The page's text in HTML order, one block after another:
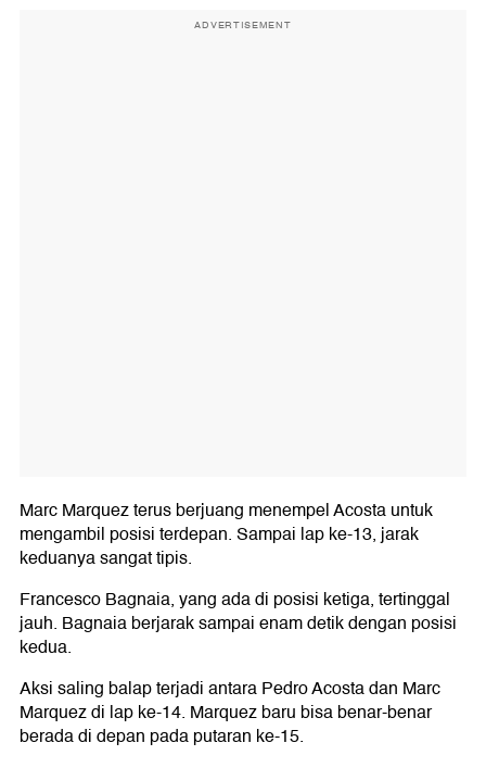
ADVERTISEMENT
Marc Marquez terus berjuang menempel Acosta untuk
mengambil posisi terdepan. Sampai lap ke-13, jarak
keduanya sangat tipis.
Francesco Bagnaia, yang ada di posisi ketiga, tertinggal
jauh. Bagnaia berjarak sampai enam detik dengan posisi
kedua.
Aksi saling balap terjadi antara Pedro Acosta dan Marc
Marquez di lap ke-14. Marquez baru bisa benar-benar
berada di depan pada putaran ke-15.